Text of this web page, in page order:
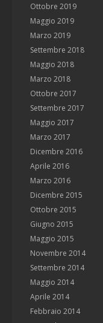
Ottobre 2019
Maggio 2019
Marzo 2019
Settembre 2018
Maggio 2018
Marzo 2018
Ottobre 2017
Settembre 2017
Maggio 2017
Marzo 2017
Dicembre 2016
Aprile 2016
Marzo 2016
Dicembre 2015
Ottobre 2015
Giugno 2015
Maggio 2015
Novembre 2014
Settembre 2014
Maggio 2014
Aprile 2014
Febbraio 2014